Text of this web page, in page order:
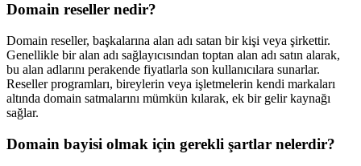
Domain reseller nedir?
Domain reseller, başkalarına alan adı satan bir kişi veya şirkettir.
Genellikle bir alan adı sağlayıcısından toptan alan adı satın alarak,
bu alan adlarını perakende fiyatlarla son kullanıcılara sunarlar.
Reseller programları, bireylerin veya işletmelerin kendi markaları
altında domain satmalarını mümkün kılarak, ek bir gelir kaynağı
sağlar.
Domain bayisi olmak için gerekli şartlar nelerdir?